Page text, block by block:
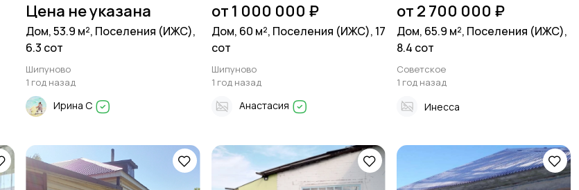
Цена не указана
Дом, 53.9 м², Поселения (ИЖС),
6.3 сот
Шипуново
1 год назад
Ирина С
от 1 000 000 ₽
Дом, 60 м², Поселения (ИЖС), 17
сот
Шипуново
1 год назад
Анастасия
от 2 700 000 ₽
Дом, 65.9 м², Поселения (ИЖС),
8.4 сот
Советское
1 год назад
Инесса